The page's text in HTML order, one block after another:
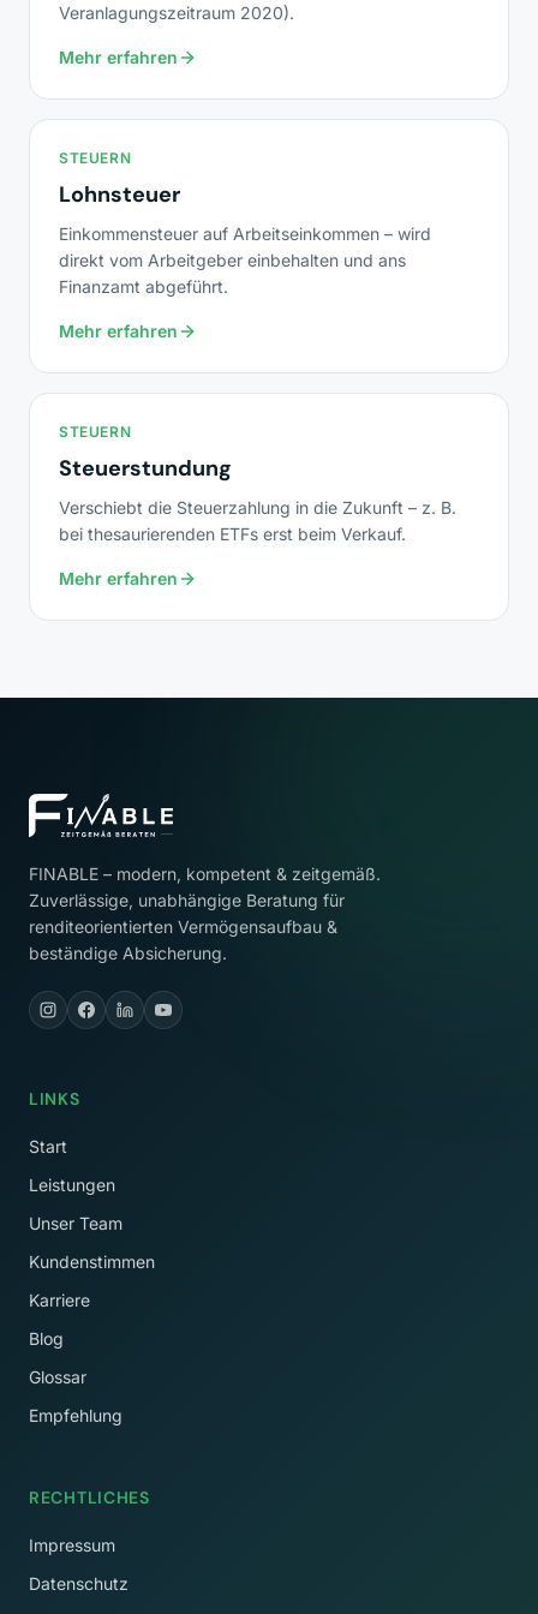
Veranlagungszeitraum 2020).
Mehr erfahren
STEUERN
Lohnsteuer
Einkommensteuer auf Arbeitseinkommen – wird
direkt vom Arbeitgeber einbehalten und ans
Finanzamt abgeführt.
Mehr erfahren
STEUERN
Steuerstundung
Verschiebt die Steuerzahlung in die Zukunft – z. B.
bei thesaurierenden ETFs erst beim Verkauf.
Mehr erfahren
FINABLE – modern, kompetent & zeitgemäß.
Zuverlässige, unabhängige Beratung für
renditeorientierten Vermögensaufbau &
beständige Absicherung.
LINKS
Start
Leistungen
Unser Team
Kundenstimmen
Karriere
Blog
Glossar
Empfehlung
RECHTLICHES
Impressum
Datenschutz